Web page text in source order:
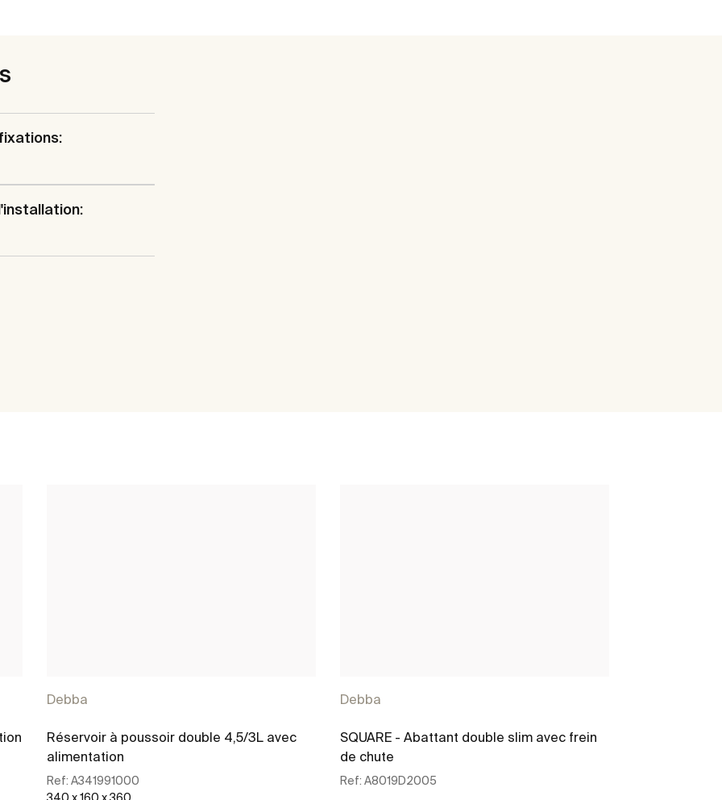
Debba
Réservoir à poussoir double 4,5/3L avec
alimentation
Ref: A341991000
Debba
SQUARE - Abattant double slim avec frein
de chute
Ref: A8019D2005